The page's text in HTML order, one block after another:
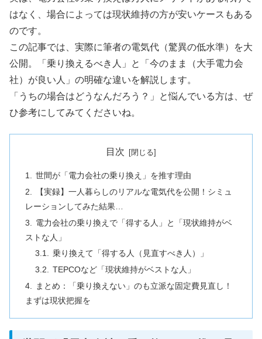
はなく、場合によっては現状維持の方が安いケースもある
のです。
この記事では、実際に筆者の電気代（驚異の低水準）を大
公開。「乗り換えるべき人」と「今のまま（大手電力会
社）が良い人」の明確な違いを解説します。
「うちの場合はどうなんだろう？」と悩んでいる方は、ぜ
ひ参考にしてみてくださいね。
目次
世間が「電力会社の乗り換え」を推す理由
【実録】一人暮らしのリアルな電気代を公開！シミュ
レーションしてみた結果…
電力会社の乗り換えで「得する人」と「現状維持がベ
ストな人」
乗り換えて「得する人（見直すべき人）」
TEPCOなど「現状維持がベストな人」
まとめ：「乗り換えない」のも立派な固定費見直し！
まずは現状把握を